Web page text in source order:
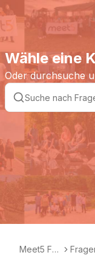
Wähle eine
Oder durchsuche
Meet5 FA